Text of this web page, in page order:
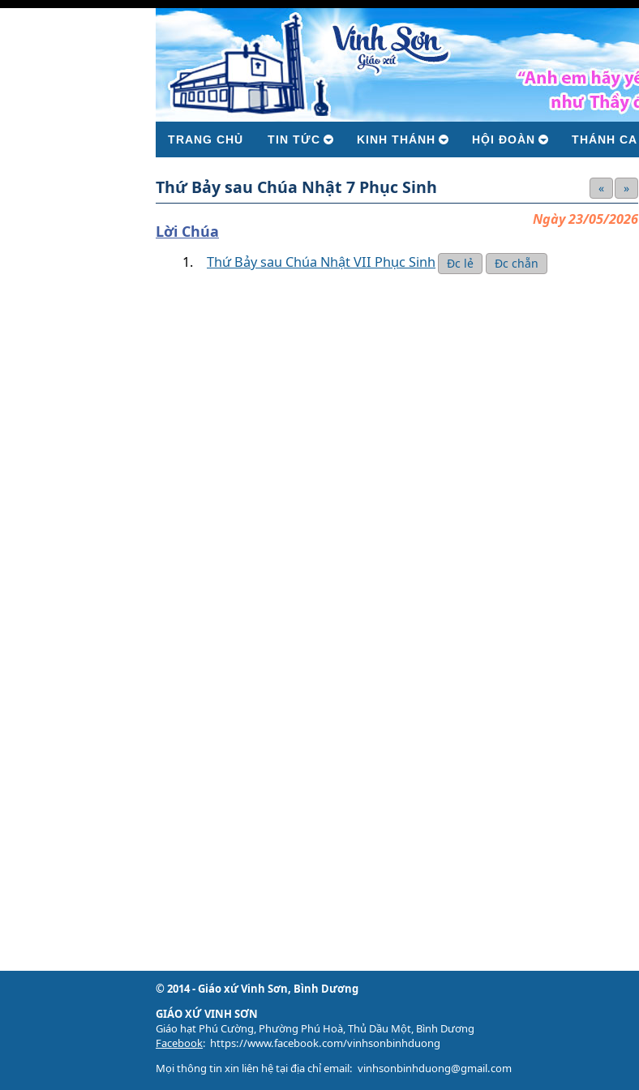
TRANG CHỦ TIN TỨC KINH THÁNH HỘI ĐOÀN THÁNH CA
Thứ Bảy sau Chúa Nhật 7 Phục Sinh »
«
Ngày 23/05/2026
Lời Chúa
Thứ Bảy sau Chúa Nhật VII Phục Sinh Đc chẵn
Đc lẻ
© 2014 - Giáo xứ Vinh Sơn, Bình Dương
GIÁO XỨ VINH SƠN
Giáo hạt Phú Cường, Phường Phú Hoà, Thủ Dầu Một, Bình Dương
Facebook: https://www.facebook.com/vinhsonbinhduong
Mọi thông tin xin liên hệ tại địa chỉ email: vinhsonbinhduong@gmail.com